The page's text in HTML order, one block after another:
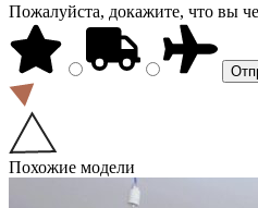
Пожалуйста, докажите, что вы
Похожие модели